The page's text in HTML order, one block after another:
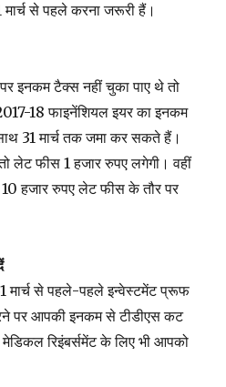
मार्चसे पहले करना जरूरी हैं।
इनकम टैक्स नहीं चुका पाए थे तो
18 फाइनेंशियल इयर का इनकम
31 मार्च तक जमा कर सकते हैं।
लेट फीस 1 हजार रुपए लगेगी। वहीं
10 हजार रुपए लेट फीस के तौर पर
मार्च से पहले-पहले इन्वेस्टमेंट प्रूफ
पर आपकी इनकम से टीडीएस कट
रिइंबर्समेंट के लिए भी आपको